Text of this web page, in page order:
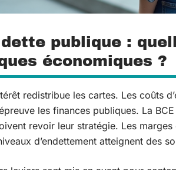
publique :
économiques ?
redistribue les cartes. Les coûts
les finances publiques. La
revoir leur stratégie. Les
d’endettement atteignent des